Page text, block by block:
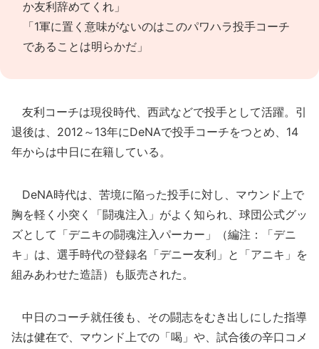
か友利辞めてくれ」
「1軍に置く意味がないのはこのパワハラ投手コーチ
であることは明らかだ」
友利コーチは現役時代、西武などで投手として活躍。引
退後は、2012～13年にDeNAで投手コーチをつとめ、14
年からは中日に在籍している。
DeNA時代は、苦境に陥った投手に対し、マウンド上で
胸を軽く小突く「闘魂注入」がよく知られ、球団公式グッ
ズとして「デニキの闘魂注入パーカー」（編注：「デニ
キ」は、選手時代の登録名「デニー友利」と「アニキ」を
組みあわせた造語）も販売された。
中日のコーチ就任後も、その闘志をむき出しにした指導
法は健在で、マウンド上での「喝」や、試合後の辛口コメ